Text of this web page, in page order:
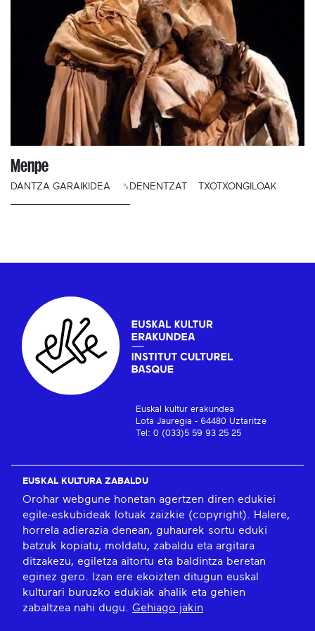
Menpe
DANTZA GARAIKIDEA ␟DENENTZAT TXOTXONGILOAK
Euskal kultur erakundea
Lota Jauregia - 64480 Uztaritze
Tel: 0 (033)5 59 93 25 25
EUSKAL KULTURA ZABALDU
Orohar webgune honetan agertzen diren edukiei
egile-eskubideak lotuak zaizkie (copyright). Halere,
horrela adierazia denean, guhaurek sortu eduki
batzuk kopiatu, moldatu, zabaldu eta argitara
ditzakezu, egiletza aitortu eta baldintza beretan
eginez gero. Izan ere ekoizten ditugun euskal
kulturari buruzko edukiak ahalik eta gehien
zabaltzea nahi dugu. Gehiago jakin